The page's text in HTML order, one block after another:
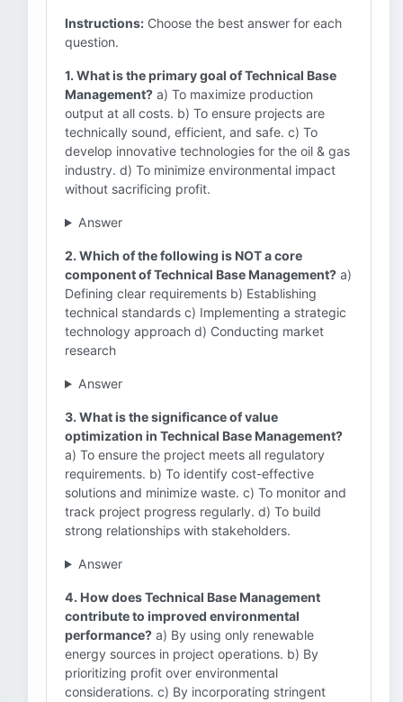
Instructions: Choose the best answer for each
question.
1. What is the primary goal of Technical Base
Management? a) To maximize production
output at all costs. b) To ensure projects are
technically sound, efficient, and safe. c) To
develop innovative technologies for the oil & gas
industry. d) To minimize environmental impact
without sacrificing profit.
Answer
2. Which of the following is NOT a core
component of Technical Base Management? a)
Defining clear requirements b) Establishing
technical standards c) Implementing a strategic
technology approach d) Conducting market
research
Answer
3. What is the significance of value
optimization in Technical Base Management?
a) To ensure the project meets all regulatory
requirements. b) To identify cost-effective
solutions and minimize waste. c) To monitor and
track project progress regularly. d) To build
strong relationships with stakeholders.
Answer
4. How does Technical Base Management
contribute to improved environmental
performance? a) By using only renewable
energy sources in project operations. b) By
prioritizing profit over environmental
considerations. c) By incorporating stringent